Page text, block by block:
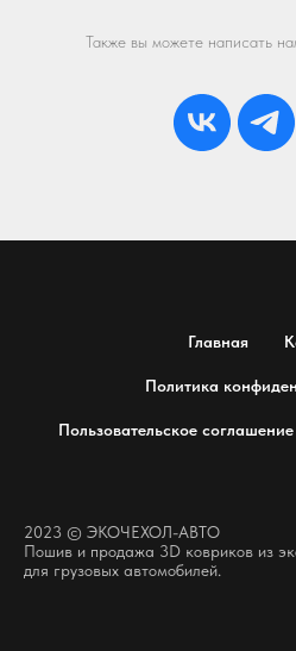
Также вы можете написать
Главная
Политика
Пользовательское соглашение
2023 © ЭКОЧЕХОЛ-АВТО
Пошив и продажа 3D ковриков из
для грузовых автомобилей.